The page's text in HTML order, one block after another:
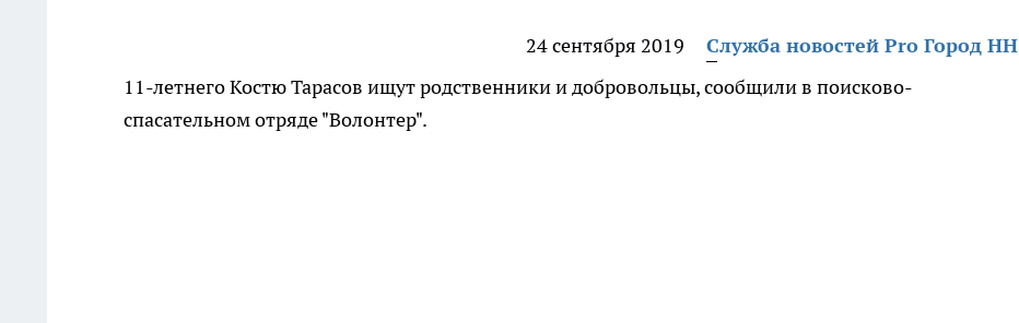
24 сентября 2019
Служба новостей Pro Город НН
11-летнего Костю Тарасов ищут родственники и добровольцы, сообщили в поисково-
спасательном отряде "Волонтер".